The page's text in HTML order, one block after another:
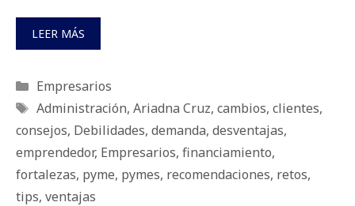
LEER MÁS
Categorías
Empresarios
Etiquetas
Administración, Ariadna Cruz, cambios, clientes,
consejos, Debilidades, demanda, desventajas,
emprendedor, Empresarios, financiamiento,
fortalezas, pyme, pymes, recomendaciones, retos,
tips, ventajas